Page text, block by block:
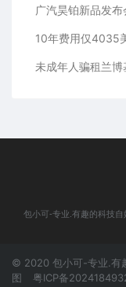
包小可-专业.有趣的科技自
© 2020 包小可-专业.有
图
粤ICP备